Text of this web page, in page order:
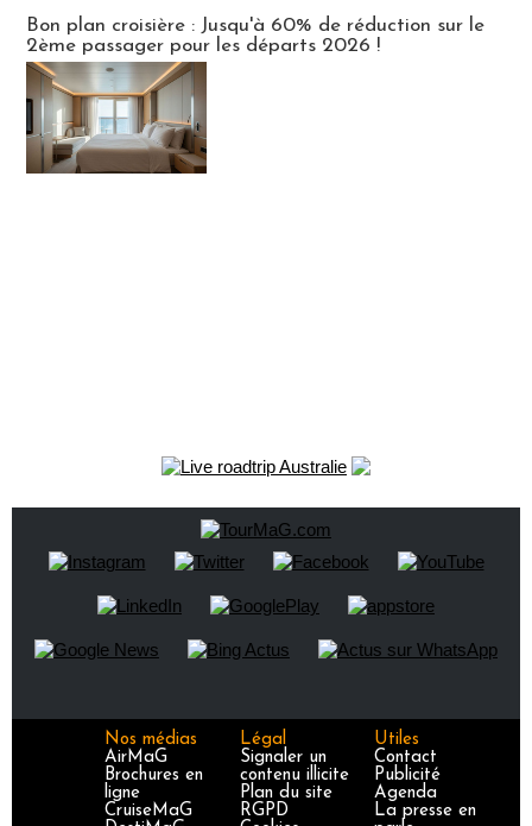
Bon plan croisière : Jusqu'à 60% de réduction sur le
2ème passager pour les départs 2026 !
Nos médias
AirMaG
Brochures en
ligne
CruiseMaG
Légal
Signaler un
contenu illicite
Plan du site
RGPD
Utiles
Contact
Publicité
Agenda
La presse en